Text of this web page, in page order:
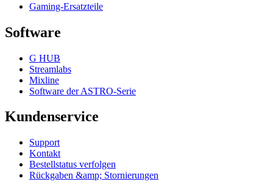
Gaming-Ersatzteile
Software
G HUB
Streamlabs
Mixline
Software der ASTRO-Serie
Kundenservice
Support
Kontakt
Bestellstatus verfolgen
Rückgaben &amp; Stornierungen